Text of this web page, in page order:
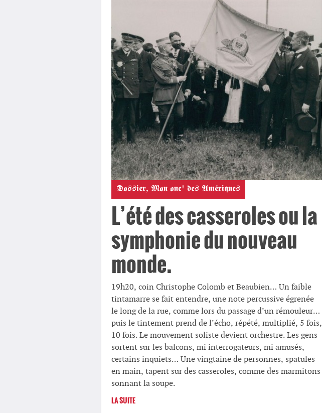
Dossier, Mon onc' des Amériques
L’été des casseroles ou la
symphonie du nouveau
monde.
19h20, coin Christophe Colomb et Beaubien… Un faible
tintamarre se fait entendre, une note percussive égrenée
le long de la rue, comme lors du passage d’un rémouleur…
puis le tintement prend de l’écho, répété, multiplié, 5 fois,
10 fois. Le mouvement soliste devient orchestre. Les gens
sortent sur les balcons, mi interrogateurs, mi amusés,
certains inquiets… Une vingtaine de personnes, spatules
en main, tapent sur des casseroles, comme des marmitons
sonnant la soupe.
LA SUITE